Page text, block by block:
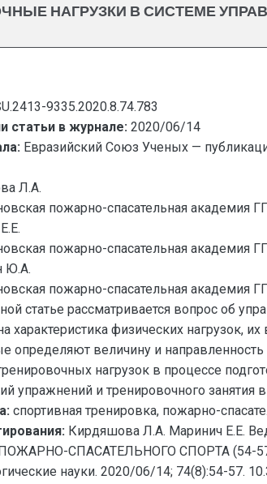
НАГРУЗКИ В СИСТЕМЕ
9335.2020.8.74.783
статьи в журнале: 2020/06/14
Евразийский Союз Ученых —
Л.А.
пожарно-спасательная академия
пожарно-спасательная академия
Ю.А.
пожарно-спасательная академия
статье рассматривается вопрос об
характеристика физических нагрузок,
определяют величину и
нагрузок в процессе
упражнений и тренировочного занятия
спортивная тренировка, пожарно-
Кирдяшова Л.А. Маринич Е.Е.
СПАСАТЕЛЬНОГО СПОРТА (54-57)
науки. 2020/06/14; 74(8):54-57.